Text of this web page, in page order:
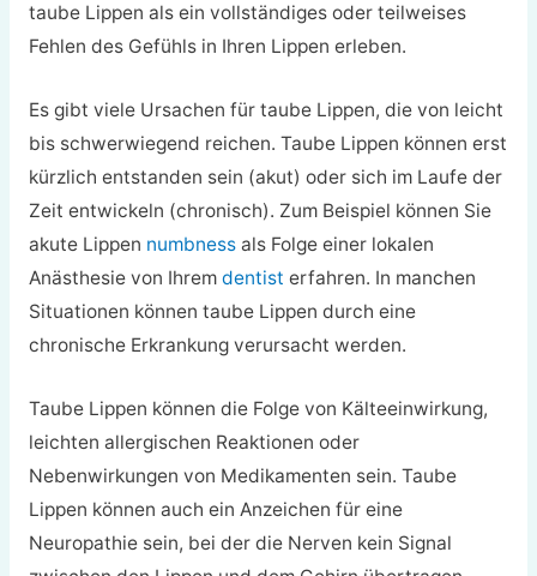
taube Lippen als ein vollständiges oder teilweises
Fehlen des Gefühls in Ihren Lippen erleben.
Es gibt viele Ursachen für taube Lippen, die von leicht
bis schwerwiegend reichen. Taube Lippen können erst
kürzlich entstanden sein (akut) oder sich im Laufe der
Zeit entwickeln (chronisch). Zum Beispiel können Sie
akute Lippen numbnessals Folge einer lokalen
Anästhesie von Ihrem dentist erfahren. In manchen
Situationen können taube Lippen durch eine
chronische Erkrankung verursacht werden.
Taube Lippen können die Folge von Kälteeinwirkung,
leichten allergischen Reaktionen oder
Nebenwirkungen von Medikamenten sein. Taube
Lippen können auch ein Anzeichen für eine
Neuropathie sein, bei der die Nerven kein Signal